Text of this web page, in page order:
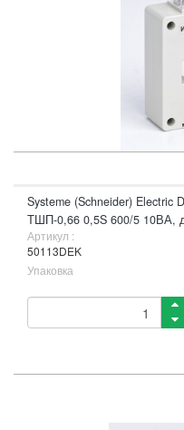
Systeme (Schneider) Electric
ТШП-0,66 0,5S 600/5 10ВА,
Артикул :
50113DEK
Упаковка